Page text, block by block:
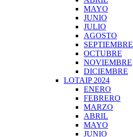
MAYO
JUNIO
JULIO
AGOSTO
SEPTIEMBRE
OCTUBRE
NOVIEMBRE
DICIEMBRE
LOTAIP 2024
ENERO
FEBRERO
MARZO
ABRIL
MAYO
JUNIO